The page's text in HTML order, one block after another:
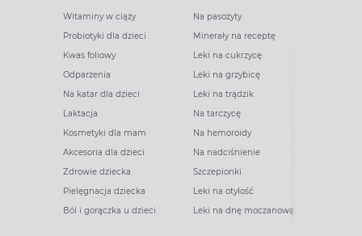
Witaminy w ciąży
Probiotyki dla dzieci
Kwas foliowy
Odparzenia
Na katar dla dzieci
Laktacja
Kosmetyki dla mam
Akcesoria dla dzieci
Zdrowie dziecka
Pielęgnacja dziecka
Ból i gorączka u dzieci
Na pasożyty
Minerały na receptę
Leki na cukrzycę
Leki na grzybicę
Leki na trądzik
Na tarczycę
Na hemoroidy
Na nadciśnienie
Szczepionki
Leki na otyłość
Leki na dnę moczanową